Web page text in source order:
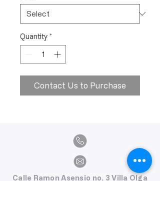
Quantity *
Contact Us to Purchase
Calle Ramon Asensio no. 3 Villa Olga